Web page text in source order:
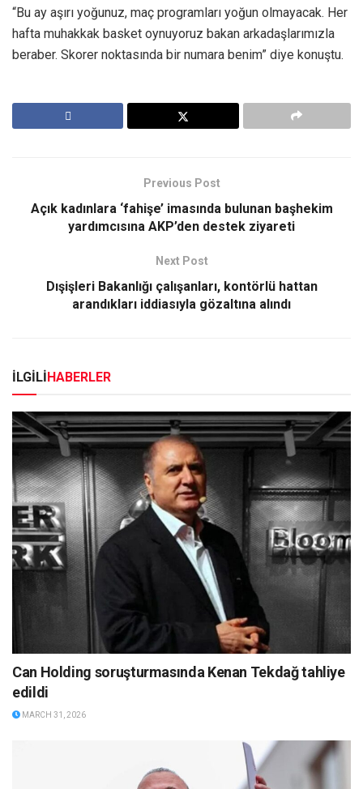
“Bu ay aşırı yoğunuz, maç programları yoğun olmayacak. Her
hafta muhakkak basket oynuyoruz bakan arkadaşlarımızla
beraber. Skorer noktasında bir numara benim” diye konuştu.
Previous Post
Açık kadınlara ‘fahişe’ imasında bulunan başhekim
yardımcısına AKP’den destek ziyareti
Next Post
Dışişleri Bakanlığı çalışanları, kontörlü hattan
arandıkları iddiasıyla gözaltına alındı
İLGİLİHABERLER
Can Holding soruşturmasında Kenan Tekdağ tahliye
edildi
MARCH 31, 2026